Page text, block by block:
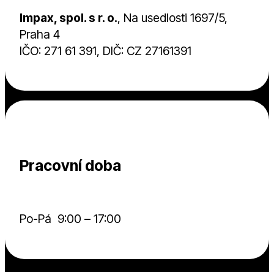
Impax, spol. s r. o., Na usedlosti 1697/5,
Praha 4
IČO: 271 61 391, DIČ: CZ 27161391
Pracovní doba
Po-Pá 9:00 – 17:00